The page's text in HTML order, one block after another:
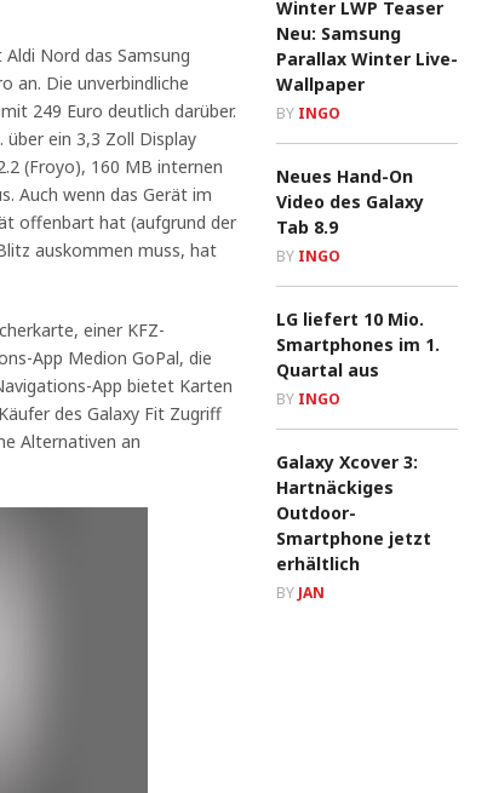
Nord das Samsung
an. Die unverbindliche
249 Euro deutlich darüber.
ein 3,3 Zoll Display
(Froyo), 160 MB internen
Auch wenn das Gerät im
offenbart hat (aufgrund der
auskommen muss, hat
einer KFZ-
App Medion GoPal, die
App bietet Karten
des Galaxy Fit Zugriff
Alternativen an
Neu: Samsung
Parallax Winter Live-
Wallpaper
BY INGO
Neues Hand-On
Video des Galaxy
Tab 8.9
BY INGO
LG liefert 10 Mio.
Smartphones im 1.
Quartal aus
BY INGO
Galaxy Xcover 3:
Hartnäckiges
Outdoor-
Smartphone jetzt
erhältlich
BY JAN